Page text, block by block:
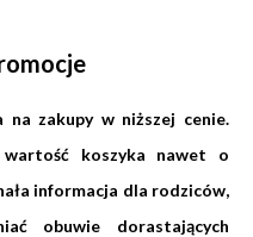
zakupy w niższej cenie.
koszyka nawet o
informacja dla rodziców,
obuwie dorastających